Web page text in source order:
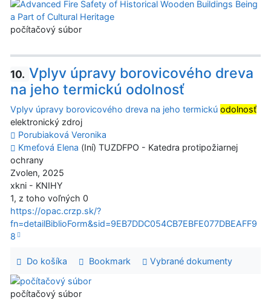
počítačový súbor
10. Vplyv úpravy borovicového dreva
na jeho termickú odolnosť
Vplyv úpravy borovicového dreva na jeho termickú odolnosť
elektronický zdroj
Porubiaková Veronika
Kmeťová Elena (Iní) TUZDFPO - Katedra protipožiarnej
ochrany
Zvolen, 2025
xkni - KNIHY
1, z toho voľných 0
https://opac.crzp.sk/?
fn=detailBiblioForm&sid=9EB7DDC054CB7EBFE077DBEAFF9
8
Do košíka Bookmark Vybrané dokumenty
počítačový súbor